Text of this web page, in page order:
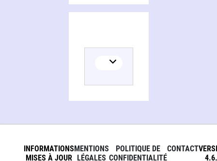
INFORMATIONS
MISES À JOUR
MENTIONS
LÉGALES
POLITIQUE DE
CONFIDENTIALITÉ
CONTACT